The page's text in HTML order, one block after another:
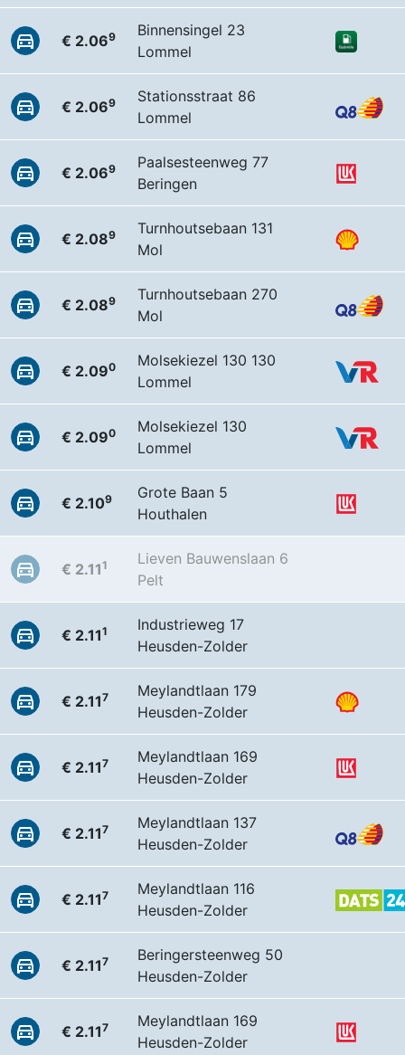
€ 2.069
Binnensingel 23
Lommel
€ 2.069
Stationsstraat 86
Lommel
€ 2.069
Paalsesteenweg 77
Beringen
€ 2.089
Turnhoutsebaan 131
Mol
€ 2.089
Turnhoutsebaan 270
Mol
€ 2.090
Molsekiezel 130 130
Lommel
€ 2.090
Molsekiezel 130
Lommel
€ 2.109
Grote Baan 5
Houthalen
€ 2.111
Lieven Bauwenslaan 6
Pelt
€ 2.111
Industrieweg 17
Heusden-Zolder
€ 2.117
Meylandtlaan 179
Heusden-Zolder
€ 2.117
Meylandtlaan 169
Heusden-Zolder
€ 2.117
Meylandtlaan 137
Heusden-Zolder
€ 2.117
Meylandtlaan 116
Heusden-Zolder
€ 2.117
Beringersteenweg 50
Heusden-Zolder
€ 2.117
Meylandtlaan 169
Heusden-Zolder